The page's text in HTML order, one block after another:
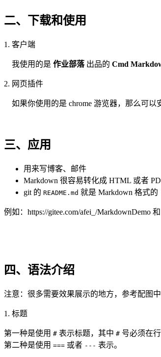
二、下载和使用
1. 客户端
我使用的是 作业部落出品的 Cmd
2. 网页插件
如果你使用的是 chrome 游览器，那么可以
三、应用
用来写博客、邮件
Markdown 很容易转化成 HTML 或者
git 的 README.md 就是 Markdown 格式的
例如：https://gitee.com/afei_/MarkdownDemo
四、语法介绍
注意：很多需要效果展示的地方，参考配图中
1. 标题
第一种是使用 # 表示标题，其中 # 号必须在行
第二种是使用 === 或者 --- 表示。